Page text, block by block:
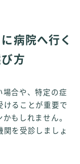
病院へ行く
方
場合や、特定の症
けることが重要で
もしれません。
関を受診しましょ